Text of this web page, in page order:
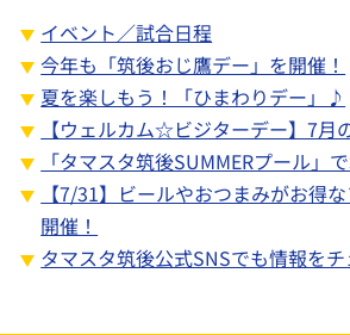
イベント／試合日程
今年も「筑後おじ鷹デー」を開催！
夏を楽しもう！「ひまわりデー」♪
【ウェルカム☆ビジターデー】7
「タマスタ筑後SUMMERプール」
【7/31】ビールやおつまみがお得
開催！
タマスタ筑後公式SNSでも情報を